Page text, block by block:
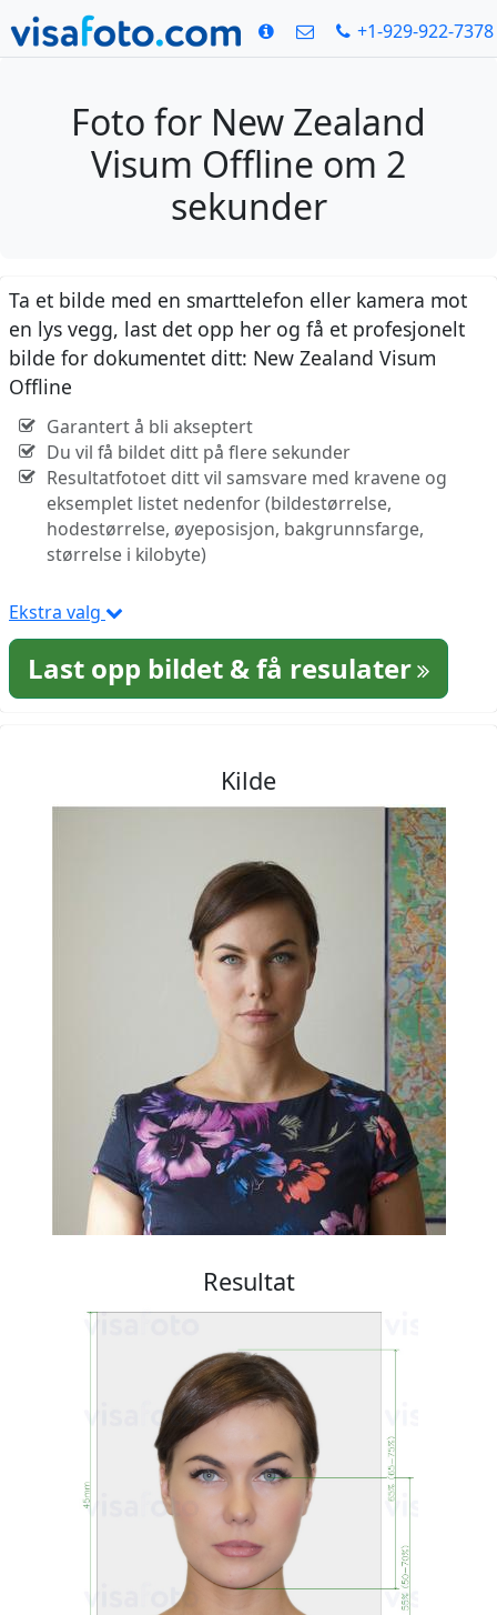
+1-929-922-7378
Foto for New Zealand
Visum Offline om 2
sekunder
Ta et bilde med en smarttelefon eller kamera mot
en lys vegg, last det opp her og få et profesjonelt
bilde for dokumentet ditt: New Zealand Visum
Offline
Garantert å bli akseptert
Du vil få bildet ditt på flere sekunder
Resultatfotoet ditt vil samsvare med kravene og
eksemplet listet nedenfor (bildestørrelse,
hodestørrelse, øyeposisjon, bakgrunnsfarge,
størrelse i kilobyte)
Ekstra valg
Last opp bildet & få resulater
Kilde
Resultat